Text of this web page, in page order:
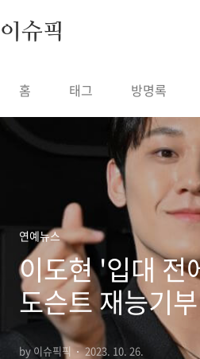
이슈픽
홈 태그 방명록
연예뉴스
이도현 '입대 전
도슨트 재능기
은 팬들 박수
by 이슈픽픽 2023. 10. 26.